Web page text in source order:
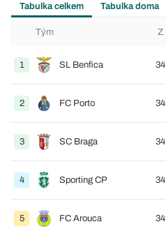
Tabulka celkem Tabulka doma
Tým Z
1 SL Benfica 34
2 FC Porto 34
3 SC Braga 34
4 Sporting CP 34
5 FC Arouca 34